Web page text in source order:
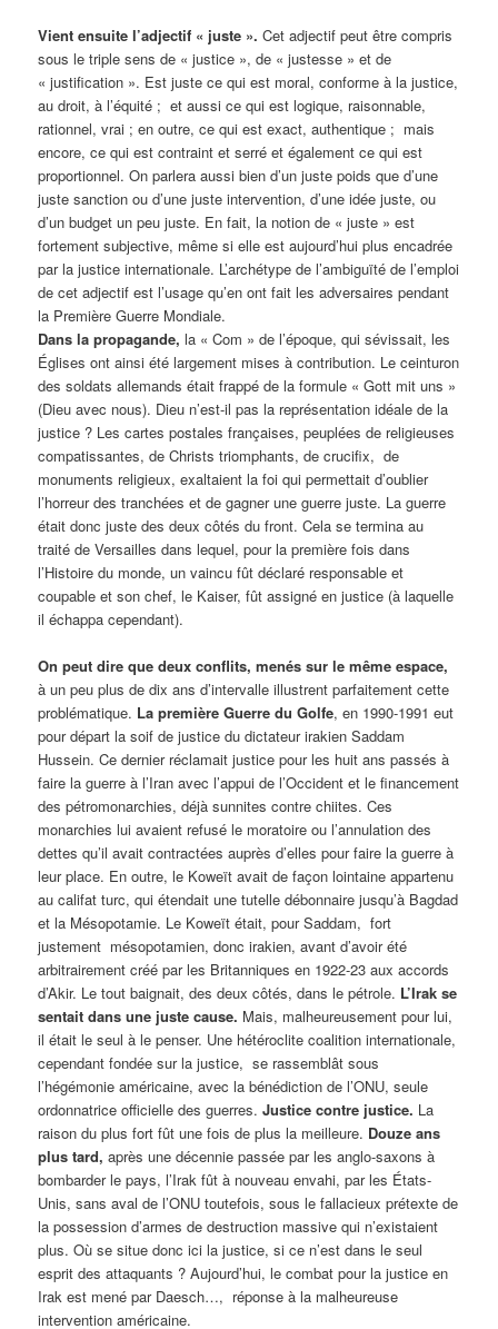
Vient ensuite l’adjectif « juste ».Cet adjectif peut être compris
sous le triple sens de « justice », de « justesse » et de
« justification ». Est juste ce qui est moral, conforme à la justice,
au droit, à l’équité ; et aussi ce qui est logique, raisonnable,
rationnel, vrai ; en outre, ce qui est exact, authentique ; mais
encore, ce qui est contraint et serré et également ce qui est
proportionnel. On parlera aussi bien d’un juste poids que d’une
juste sanction ou d’une juste intervention, d’une idée juste, ou
d’un budget un peu juste. En fait, la notion de « juste » est
fortement subjective, même si elle est aujourd’hui plus encadrée
par la justice internationale. L’archétype de l’ambiguïté de l’emploi
de cet adjectif est l’usage qu’en ont fait les adversaires pendant
la Première Guerre Mondiale.
Dans la propagande, la « Com » de l’époque, qui sévissait, les
Églises ont ainsi été largement mises à contribution. Le ceinturon
des soldats allemands était frappé de la formule « Gott mit uns »
(Dieu avec nous). Dieu n’est-il pas la représentation idéale de la
justice ? Les cartes postales françaises, peuplées de religieuses
compatissantes, de Christs triomphants, de crucifix, de
monuments religieux, exaltaient la foi qui permettait d’oublier
l’horreur des tranchées et de gagner une guerre juste. La guerre
était donc juste des deux côtés du front. Cela se termina au
traité de Versailles dans lequel, pour la première fois dans
l’Histoire du monde, un vaincu fût déclaré responsable et
coupable et son chef, le Kaiser, fût assigné en justice (à laquelle
il échappa cependant).
On peut dire que deux conflits, menés sur le même espace,
à un peu plus de dix ans d’intervalle illustrent parfaitement cette
problématique. La première Guerre du Golfe, en 1990-1991 eut
pour départ la soif de justice du dictateur irakien Saddam
Hussein. Ce dernier réclamait justice pour les huit ans passés à
faire la guerre à l’Iran avec l’appui de l’Occident et le financement
des pétromonarchies, déjà sunnites contre chiites. Ces
monarchies lui avaient refusé le moratoire ou l’annulation des
dettes qu’il avait contractées auprès d’elles pour faire la guerre à
leur place. En outre, le Koweït avait de façon lointaine appartenu
au califat turc, qui étendait une tutelle débonnaire jusqu’à Bagdad
et la Mésopotamie. Le Koweït était, pour Saddam, fort
justement mésopotamien, donc irakien, avant d’avoir été
arbitrairement créé par les Britanniques en 1922-23 aux accords
d’Akir. Le tout baignait, des deux côtés, dans le pétrole. L’Irak se
sentait dans une juste cause. Mais, malheureusement pour lui,
il était le seul à le penser. Une hétéroclite coalition internationale,
cependant fondée sur la justice, se rassemblât sous
l’hégémonie américaine, avec la bénédiction de l’ONU, seule
ordonnatrice officielle des guerres.Justice contre justice. La
raison du plus fort fût une fois de plus la meilleure. Douze ans
plus tard,après une décennie passée par les anglo-saxons à
bombarder le pays, l’Irak fût à nouveau envahi, par les États-
Unis, sans aval de l’ONU toutefois, sous le fallacieux prétexte de
la possession d’armes de destruction massive qui n’existaient
plus. Où se situe donc ici la justice, si ce n’est dans le seul
esprit des attaquants ? Aujourd’hui, le combat pour la justice en
Irak est mené par Daesch…, réponse à la malheureuse
intervention américaine.